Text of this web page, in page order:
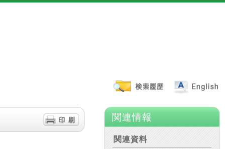
関連情報
関連資料